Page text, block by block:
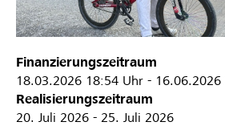
Finanzierungszeitraum
18.03.2026 18:54 Uhr - 16.06.2026
Realisierungszeitraum
20. Juli 2026 - 25. Juli 2026